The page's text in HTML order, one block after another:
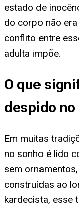
estado de
do corpo não
conflito entre
adulta impõe.
O que
despido
Em muitas
no sonho é lido
sem
construídas ao
kardecista, esse